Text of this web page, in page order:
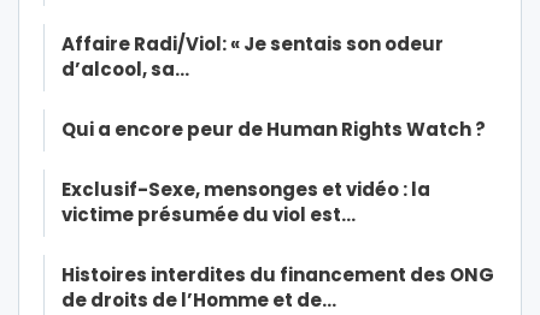
Affaire Radi/Viol: « Je sentais son odeur
d’alcool, sa…
Qui a encore peur de Human Rights Watch ?
Exclusif-Sexe, mensonges et vidéo : la
victime présumée du viol est…
Histoires interdites du financement des ONG
de droits de l’Homme et de…